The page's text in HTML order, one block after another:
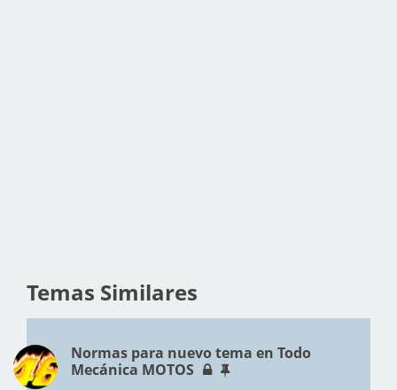
Temas Similares
Normas para nuevo tema en Todo
Mecánica MOTOS